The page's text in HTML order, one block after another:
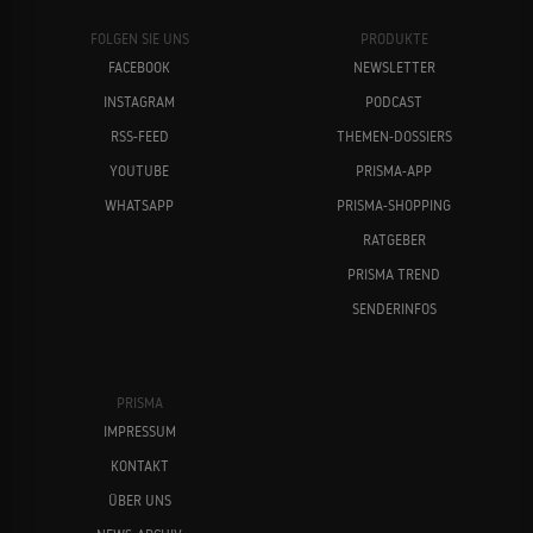
FOLGEN SIE UNS
FACEBOOK
INSTAGRAM
RSS-FEED
YOUTUBE
WHATSAPP
PRODUKTE
NEWSLETTER
PODCAST
THEMEN-DOSSIERS
PRISMA-APP
PRISMA-SHOPPING
RATGEBER
PRISMA TREND
SENDERINFOS
PRISMA
IMPRESSUM
KONTAKT
ÜBER UNS